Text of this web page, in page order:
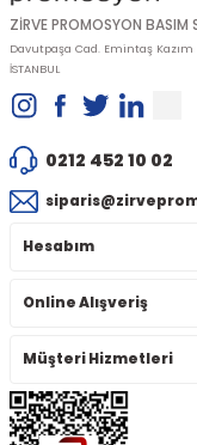
ZİRVE PROMOSYON BASIM
Davutpaşa Cad. Emintaş Kazım
İSTANBUL
0212 452 10 02
Hesabım
Online Alışveriş
Müşteri Hizmetleri